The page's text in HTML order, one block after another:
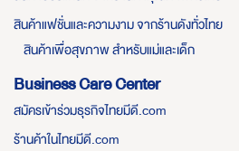
สินค้าแฟชั่นและความงาม จากร้านดังทั่วไทย
สินค้าเพื่อสุขภาพ สำหรับแม่และเด็ก
Business Care Center
สมัครเข้าร่วมธุรกิจไทยมีดี.com
ร้านค้าในไทยมีดี.com